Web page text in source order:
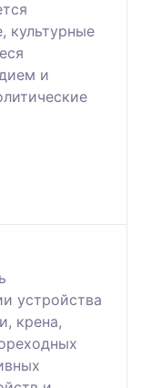
культурные
и
устройства
крена,